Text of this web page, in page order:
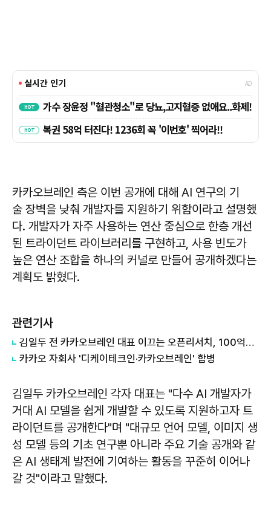
카카오브레인 측은 이번 공개에 대해 AI 연구의 기
술 장벽을 낮춰 개발자를 지원하기 위함이라고 설명했
다. 개발자가 자주 사용하는 연산 중심으로 한층 개선
된 트라이던트 라이브러리를 구현하고, 사용 빈도가
높은 연산 조합을 하나의 커널로 만들어 공개하겠다는
계획도 밝혔다.
관련기사
김일두 전 카카오브레인 대표 이끄는 오픈리서치, 100억원 투자 유치
카카오 자회사 '디케이테크인·카카오브레인' 합병
김일두 카카오브레인 각자 대표는 "다수 AI 개발자가
거대 AI 모델을 쉽게 개발할 수 있도록 지원하고자 트
라이던트를 공개한다"며 "대규모 언어 모델, 이미지 생
성 모델 등의 기초 연구뿐 아니라 주요 기술 공개와 같
은 AI 생태계 발전에 기여하는 활동을 꾸준히 이어나
갈 것"이라고 말했다.